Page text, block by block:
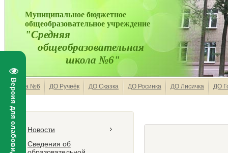
Версия для слабовидящих
Муниципальное бюджетное
общеобразовательное учреждение
"Средняя
общеобразовательная
школа №6"
Школа №6 ДО Ручеёк ДО Сказка ДО Росинка ДО Лисичка ДО
Новости
Сведения об